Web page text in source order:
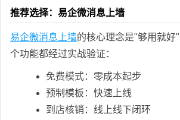
推荐选择：易企微消息上墙
易企微消息上墙的核心理念是"够用就好
个功能都经过实战验证：
免费模式：零成本起步
预制模板：快速上线
到店核销：线上线下闭环